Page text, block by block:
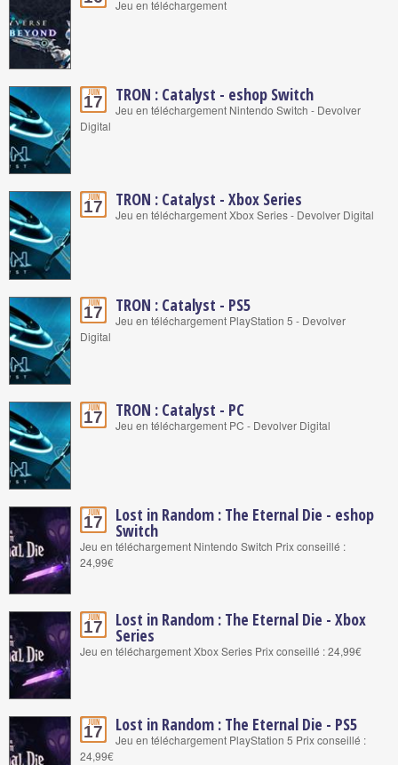
Jeu en téléchargement
Juin
17 TRON : Catalyst - eshop Switch
Jeu en téléchargement Nintendo Switch - Devolver
Digital
Juin
17 TRON : Catalyst - Xbox Series
Jeu en téléchargement Xbox Series - Devolver Digital
Juin
17 TRON : Catalyst - PS5
Jeu en téléchargement PlayStation 5 - Devolver
Digital
Juin
17 TRON : Catalyst - PC
Jeu en téléchargement PC - Devolver Digital
Juin
17 Lost in Random : The Eternal Die - eshop
Switch
Jeu en téléchargement Nintendo Switch Prix conseillé :
24,99€
Juin
17 Lost in Random : The Eternal Die - Xbox
Series
Jeu en téléchargement Xbox Series Prix conseillé : 24,99€
Juin
17 Lost in Random : The Eternal Die - PS5
Jeu en téléchargement PlayStation 5 Prix conseillé :
24,99€